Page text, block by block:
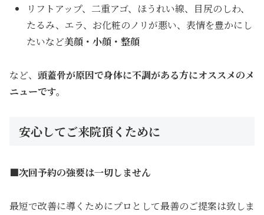
リフトアップ、二重アゴ、ほうれい線、目尻のしわ、
たるみ、エラ、お化粧のノリが悪い、表情を豊かにし
たいなど美顔・小顔・整顔
など、 頭蓋骨が原因で身体に不調がある方にオススメのメ
ニューです。
安心してご来院頂くために
■次回予約の強要は一切しません
最短で改善に導くためにプロとして最善のご提案は致しま